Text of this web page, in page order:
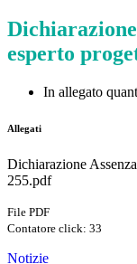
esperto
In allegato
Allegati
Dichiarazione
255.pdf
File PDF
Contatore click: 33
Notizie